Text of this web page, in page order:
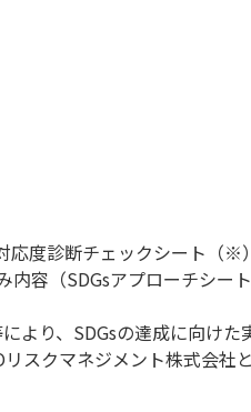
度診断チェックシート
容（SDGsアプローチシ
り、SDGsの達成に向けた
クマネジメント株式会社